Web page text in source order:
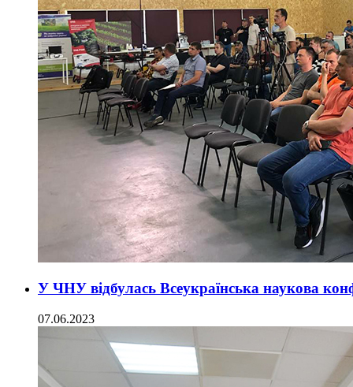
У ЧНУ відбулась Всеукраїнська наукова
07.06.2023